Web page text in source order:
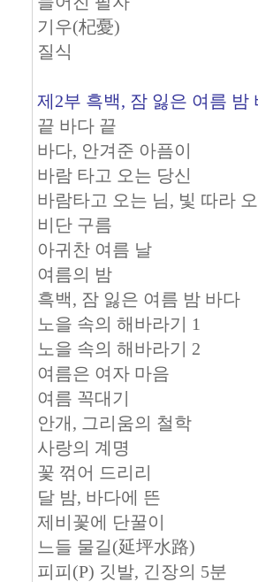
기우(杞憂)
질식
제2부 흑백, 잠 잃은 여름 밤
끝 바다 끝
바다, 안겨준 아픔이
바람 타고 오는 당신
바람타고 오는 님, 빛 따라
비단 구름
아귀찬 여름 날
여름의 밤
흑백, 잠 잃은 여름 밤 바다
노을 속의 해바라기 1
노을 속의 해바라기 2
여름은 여자 마음
여름 꼭대기
안개, 그리움의 철학
사랑의 계명
꽃 꺾어 드리리
달 밤, 바다에 뜬
제비꽃에 단꿀이
느들 물길(延坪水路)
피피(P) 깃발, 긴장의 5분